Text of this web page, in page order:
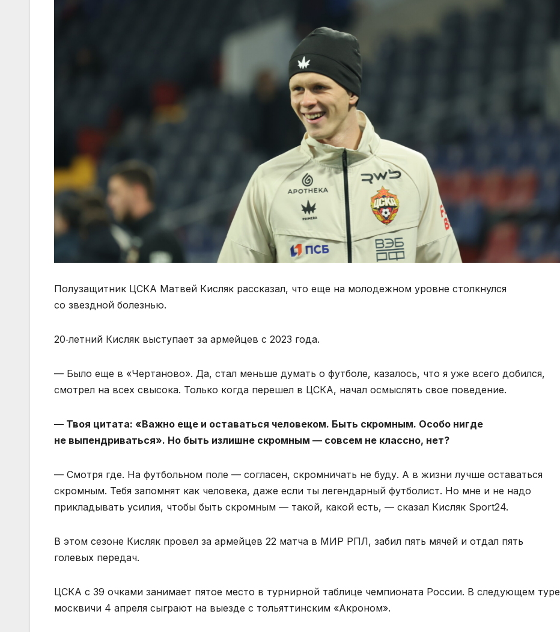
Полузащитник ЦСКА Матвей Кисляк рассказал, что еще на молодежном уровне столкнулся
со звездной болезнью.
20‑летний Кисляк выступает за армейцев с 2023 года.
— Было еще в «Чертаново». Да, стал меньше думать о футболе, казалось, что я уже всего добился,
смотрел на всех свысока. Только когда перешел в ЦСКА, начал осмыслять свое поведение.
— Твоя цитата: «Важно еще и оставаться человеком. Быть скромным. Особо нигде
не выпендриваться». Но быть излишне скромным — совсем не классно, нет?
— Смотря где. На футбольном поле — согласен, скромничать не буду. А в жизни лучше оставаться
скромным. Тебя запомнят как человека, даже если ты легендарный футболист. Но мне и не надо
прикладывать усилия, чтобы быть скромным — такой, какой есть, — сказал Кисляк Sport24.
В этом сезоне Кисляк провел за армейцев 22 матча в МИР РПЛ, забил пять мячей и отдал пять
голевых передач.
ЦСКА с 39 очками занимает пятое место в турнирной таблице чемпионата России. В следующем туре
москвичи 4 апреля сыграют на выезде с тольяттинским «Акроном».